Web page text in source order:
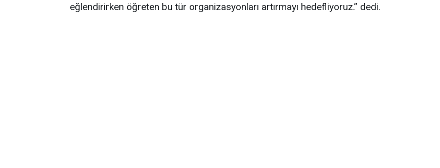
eğlendirirken öğreten bu tür organizasyonları artırmayı hedefliyoruz.” dedi.